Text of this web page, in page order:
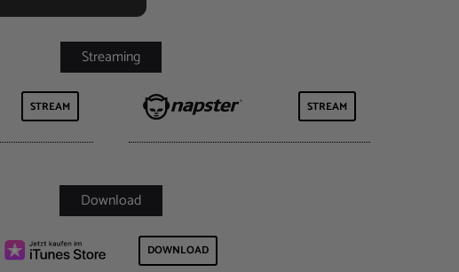
STREAM STREAM
DOWNLOAD